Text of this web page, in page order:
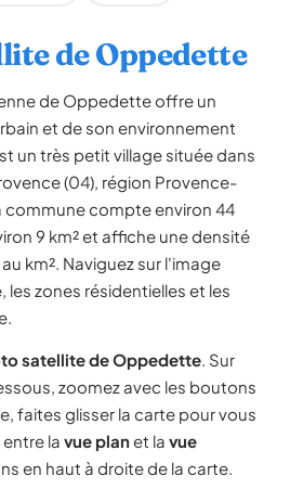
de Oppedette
de Oppedette offre un
et de son environnement
un très petit village située dans
(04), région Provence-
commune compte environ 44
9 km² et affiche une densité
km². Naviguez sur l'image
les zones résidentielles et les
satellite de Oppedette. Sur
zoomez avec les boutons
faites glisser la carte pour vous
la vue planet la vue
en haut à droite de la carte.